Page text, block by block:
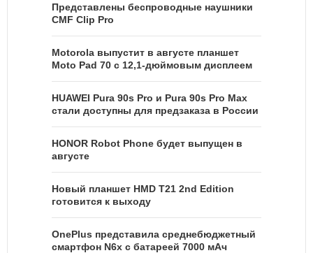
Представлены беспроводные наушники
CMF Clip Pro
Motorola выпустит в августе планшет
Moto Pad 70 с 12,1-дюймовым дисплеем
HUAWEI Pura 90s Pro и Pura 90s Pro Max
стали доступны для предзаказа в России
HONOR Robot Phone будет выпущен в
августе
Новый планшет HMD T21 2nd Edition
готовится к выходу
OnePlus представила среднебюджетный
смартфон N6x с батареей 7000 мАч